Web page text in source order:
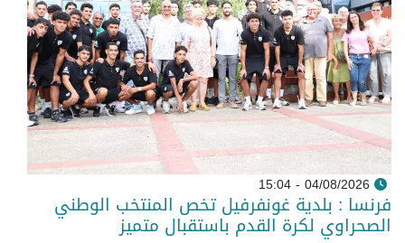
04/08/2026 - 15:04
فرنسا : بلدية غونفرفيل تخص المنتخب الوطني
الصحراوي لكرة القدم باستقبال متميز